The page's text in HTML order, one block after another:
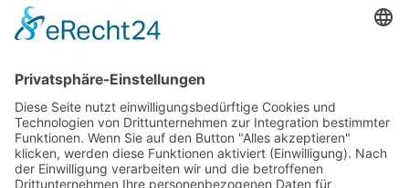
Tekal – Textile Lebensqualität
Exklusive moderne & Orientteppiche
Feuerwerk XXL